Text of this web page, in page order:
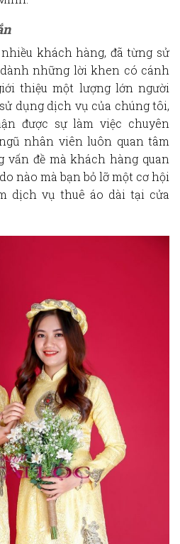
khách hàng, đã từng sử
những lời khen có cánh
thiệu một lượng lớn người
dụng dịch vụ của chúng tôi,
được sự làm việc chuyên
nhân viên luôn quan tâm
vấn đề mà khách hàng quan
nào mà bạn bỏ lỡ một cơ hội
dịch vụ thuê áo dài tại cửa